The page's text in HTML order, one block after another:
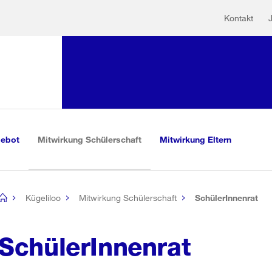
Kontakt
Mitwirkung Schülerschaft(aktiv)Mitwirkung Eltern
Kügeliloo Mitwirkung Schülerschaft SchülerInnenrat